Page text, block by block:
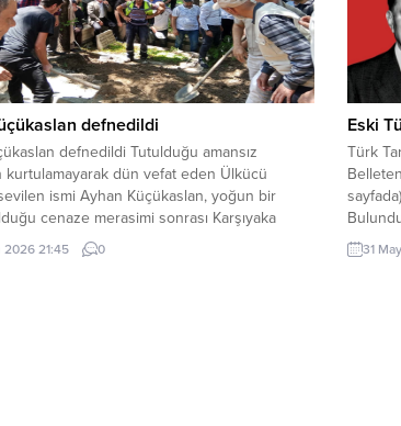
defnedildi
defnedildi Tutulduğu amansız
kurtulamayarak dün vefat eden Ülkücü
ismi Ayhan Küçükaslan, yoğun bir
cenaze merasimi sonrası Karşıyaka
defnedildi. Küçükaslan’ın cenazesine katılan
ve arkadaşlarından helallik alındı.
2026 21:45 0
Eski
Türk
Alma
31